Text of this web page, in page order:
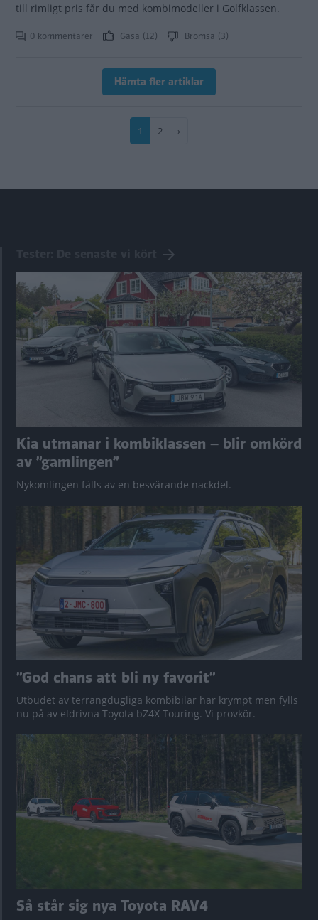
till rimligt pris får du med kombimodeller i Golfklassen.
0 kommentarer Gasa (12) Bromsa (3)
Hämta fler artiklar
Nuvarande
1 Sida
2
Nästa
›
Kia utmanar i kombiklassen – blir omkörd
av ”gamlingen”
Nykomlingen fälls av en besvärande nackdel.
”God chans att bli ny favorit”
Utbudet av terrängdugliga kombibilar har krympt men fylls
nu på av eldrivna Toyota bZ4X Touring. Vi provkör.
Så står sig nya Toyota RAV4